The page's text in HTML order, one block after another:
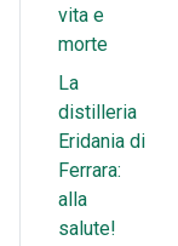
vita e
morte
La
distilleria
Eridania di
Ferrara:
alla
salute!